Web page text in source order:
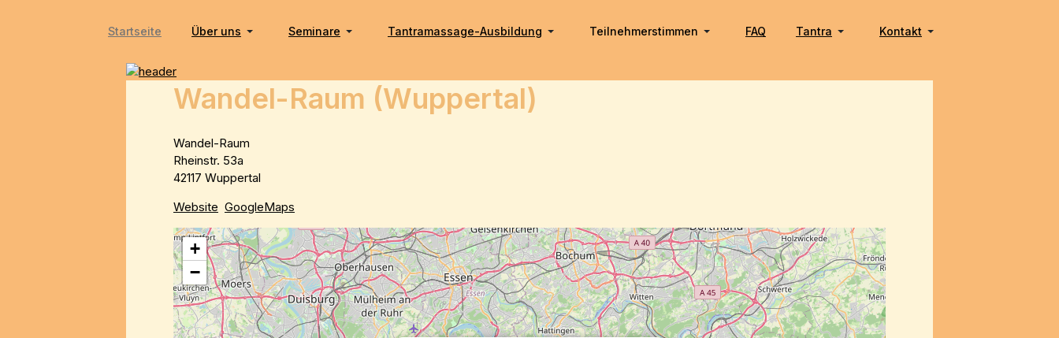
Startseite Über uns Seminare Tantramassage-Ausbildung Teilnehmerstimmen FAQ Tantra Kontakt
Wandel-Raum (Wuppertal)
Wandel-Raum
Rheinstr. 53a
42117 Wuppertal
Website GoogleMaps
+
−